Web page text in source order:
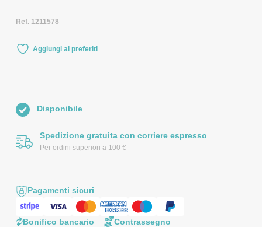
Ref. 1211578
Aggiungi ai preferiti
Disponibile
Spedizione gratuita con corriere espresso
Per ordini superiori a 100 €
Pagamenti sicuri
Bonifico bancario Contrassegno